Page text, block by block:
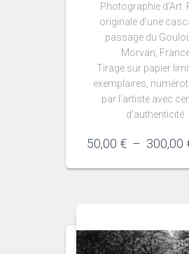
Photographie d’Art.
originale d’une
passage du
Morvan,
Tirage sur papier
exemplaires,
par l’artiste avec
d’authenticité .
50,00 € – 300,00